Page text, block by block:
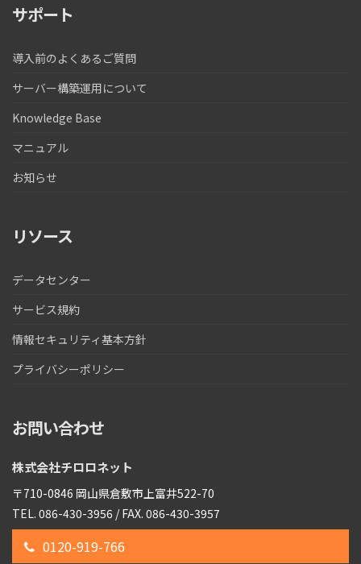
サポート
導入前のよくあるご質問
サーバー構築運用について
Knowledge Base
マニュアル
お知らせ
リソース
データセンター
サービス規約
情報セキュリティ基本方針
プライバシーポリシー
お問い合わせ
株式会社チロロネット
〒710-0846 岡山県倉敷市上富井522-70
TEL. 086-430-3956 / FAX. 086-430-3957
0120-919-766